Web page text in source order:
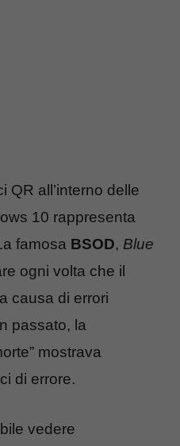
QR all’interno delle
10 rappresenta
famosa BSOD, Blue
ogni volta che il
causa di errori
passato, la
mostrava
di errore.
vedere